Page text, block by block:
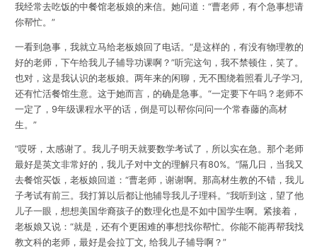
我经常去吃饭的中餐馆老板娘的来信。她问道：“曹老师，有个急事想请
你帮忙。”
一看到急事，我就立马给老板娘回了电话。“是这样的，有没有物理教的
好的老师，下午给我儿子辅导功课啊？”听完这句，我不禁顿住，笑了。
也对，这是我认识的老板娘。两年来的闲聊，无不围绕着照看儿子学习,
还有忙活餐馆生意。这于她而言，的确是急事。“一定要下午吗？老师不
一定了，9年级课程水平的话，倒是可以帮你问问一个常春藤的高材
生。”
“哎呀，太感谢了。我儿子明天就要数学考试了，所以实在急。那个老师
最好是英文非常好的，我儿子对中文的理解只有80%。”隔几日，当我又
去餐馆买饭，老板娘回道：“曹老师，谢谢啊。那高材生教的不错，我儿
子考试有前三。我打算以后都让他辅导我儿子理科。”我听到这，望了他
儿子一眼，想想美国华裔孩子的数理化也是不如中国学生啊。紧接着，
老板娘又说：“就是，还有个更困难的事想找你帮忙。你能不能再帮我找
教文科的老师，最好是会拉丁文, 给我儿子辅导啊？”